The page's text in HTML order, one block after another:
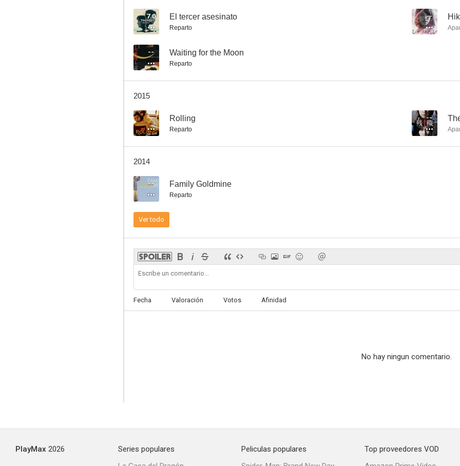
7.0 El tercer asesinato
Reparto
--
-- Waiting for the Moon
Reparto
2015
-- Rolling
Reparto
--
2014
-- Family Goldmine
Reparto
Ver todo
Fecha Valoración Votos Afinidad
No hay ningun comentario.
PlayMax 2026
Series populares
Peliculas populares
Top proveedores VOD